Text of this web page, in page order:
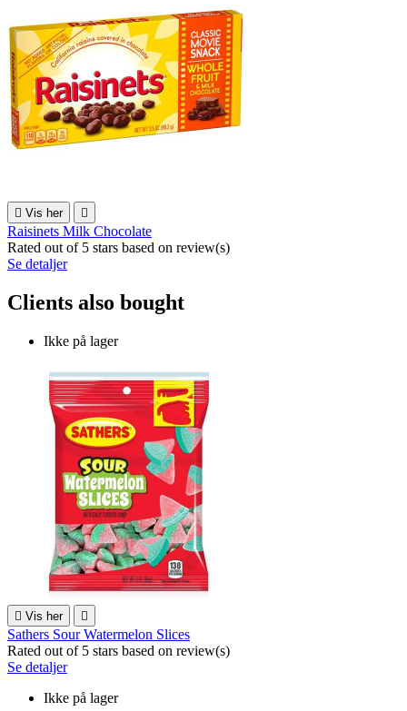
 Vis her 
Raisinets Milk Chocolate
Rated out of 5 stars based on review(s)
Se detaljer
Clients also bought
Ikke på lager
 Vis her 
Sathers Sour Watermelon Slices
Rated out of 5 stars based on review(s)
Se detaljer
Ikke på lager